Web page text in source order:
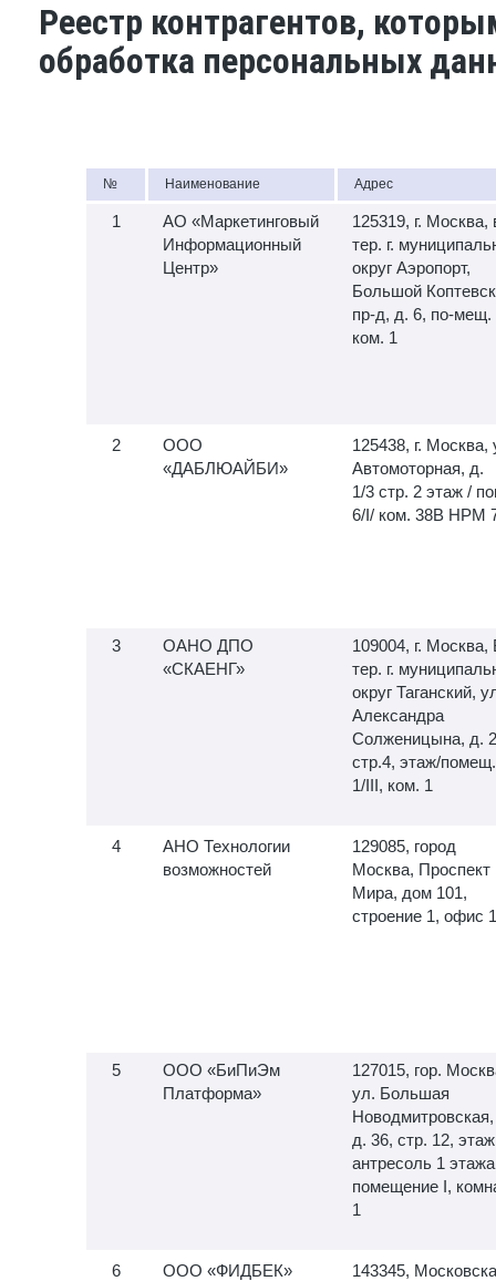
Реестр контрагентов,
обработка персональных
№ Наименование Адрес
АО «Маркетинговый
Информационный
Центр»
125319, г. Москва,
тер. г.
округ Аэропорт,
Большой
пр-д, д. 6, по-мещ.
ком. 1
ООО
«ДАБЛЮАЙБИ»
125438, г. Москва,
Автомоторная, д.
1/3 стр. 2 этаж /
6/I/ ком. 38В НРМ
ОАНО ДПО
«СКАЕНГ»
109004, г. Москва,
тер. г.
округ Таганский,
Александра
Солженицына, д.
стр.4, этаж/помещ.
1/III, ком. 1
АНО Технологии
возможностей
129085, город
Москва, Проспект
Мира, дом 101,
строение 1, офис
ООО «БиПиЭм
Платформа»
127015, гор.
ул. Большая
Новодмитровская,
д. 36, стр. 12, этаж
антресоль 1
помещение I,
1
ООО «ФИДБЕК»
143345,